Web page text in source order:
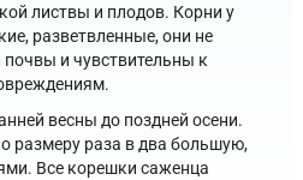
листвы и плодов. Корни у
разветвленные, они не
и чувствительны к
весны до поздней осени.
размеру раза в два большую,
Все корешки саженца